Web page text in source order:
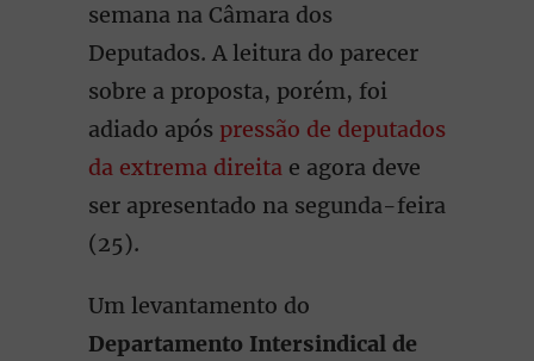
semana na Câmara dos
Deputados. A leitura do parecer
sobre a proposta, porém, foi
adiado após pressão de deputados
da extrema direita e agora deve
ser apresentado na segunda-feira
(25).
Um levantamento do
Departamento Intersindical de